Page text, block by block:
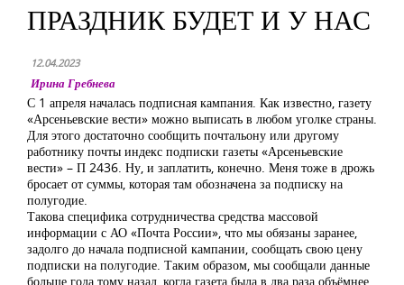
ПРАЗДНИК БУДЕТ И У НАС
12.04.2023
Ирина Гребнева
С 1 апреля началась подписная кампания. Как известно, газету
«Арсеньевские вести» можно выписать в любом уголке страны.
Для этого достаточно сообщить почтальону или другому
работнику почты индекс подписки газеты «Арсеньевские
вести» – П 2436. Ну, и заплатить, конечно. Меня тоже в дрожь
бросает от суммы, которая там обозначена за подписку на
полугодие.
Такова специфика сотрудничества средства массовой
информации с АО «Почта России», что мы обязаны заранее,
задолго до начала подписной кампании, сообщать свою цену
подписки на полугодие. Таким образом, мы сообщали данные
больше года тому назад, когда газета была в два раза объёмнее